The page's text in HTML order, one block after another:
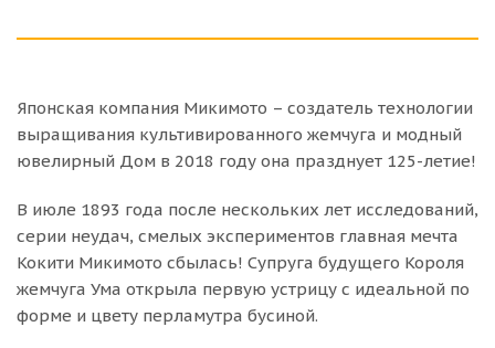
Японская компания Микимото – создатель технологии
выращивания культивированного жемчуга и модный
ювелирный Дом в 2018 году она празднует 125-летие!
В июле 1893 года после нескольких лет исследований,
серии неудач, смелых экспериментов главная мечта
Кокити Микимото сбылась! Супруга будущего Короля
жемчуга Ума открыла первую устрицу с идеальной по
форме и цвету перламутра бусиной.